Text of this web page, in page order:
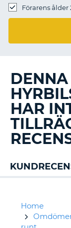
Förarens ålder
DENNA
HAR
Home